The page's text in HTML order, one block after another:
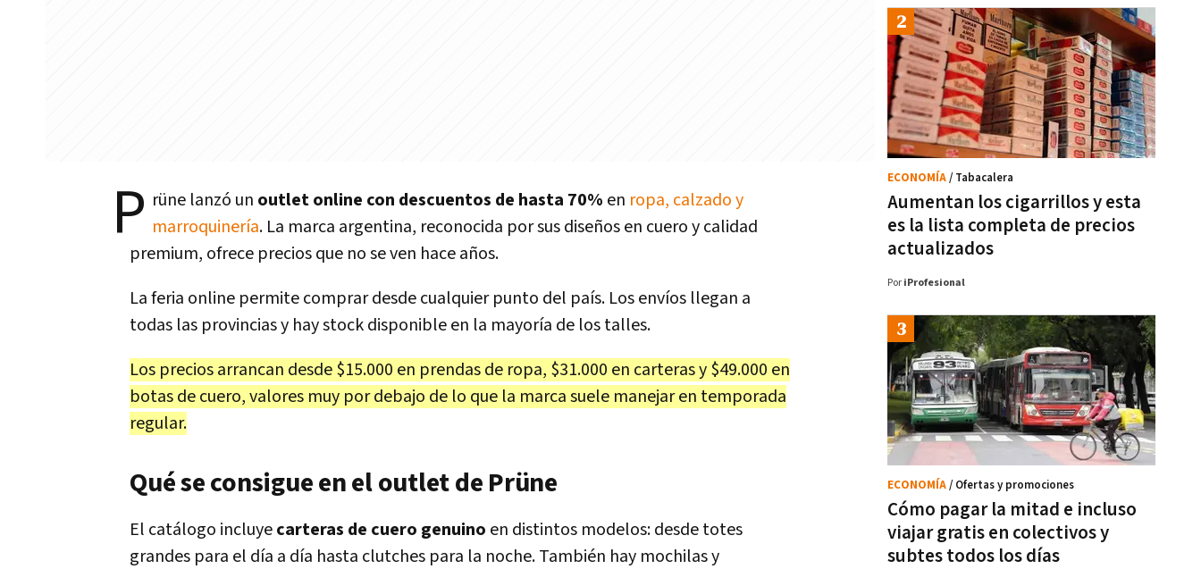
P rüne lanzó un outlet online con descuentos de hasta 70% en ropa, calzado y
marroquinería. La marca argentina, reconocida por sus diseños en cuero y calidad
premium, ofrece precios que no se ven hace años.
La feria online permite comprar desde cualquier punto del país. Los envíos llegan a
todas las provincias y hay stock disponible en la mayoría de los talles.
Los precios arrancan desde $15.000 en prendas de ropa, $31.000 en carteras y $49.000 en
botas de cuero, valores muy por debajo de lo que la marca suele manejar en temporada
regular.
Qué se consigue en el outlet de Prüne
El catálogo incluyecarteras de cuero genuino en distintos modelos: desde totes
grandes para el día a día hasta clutches para la noche. También hay mochilas y
Aumentan los cigarrillos y esta
es la lista completa de precios
actualizados
ECONOMÍA/ Tabacalera
Por iProfesional
Cómo pagar la mitad e incluso
viajar gratis en colectivos y
subtes todos los días
ECONOMÍA/ Ofertas y promociones